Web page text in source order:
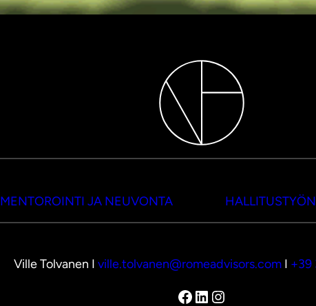
MENTOROINTI JA NEUVONTA
Ville Tolvanen I ville.tolvanen@romeadvisors.comI +39
Facebook
LinkedIn
Instagram